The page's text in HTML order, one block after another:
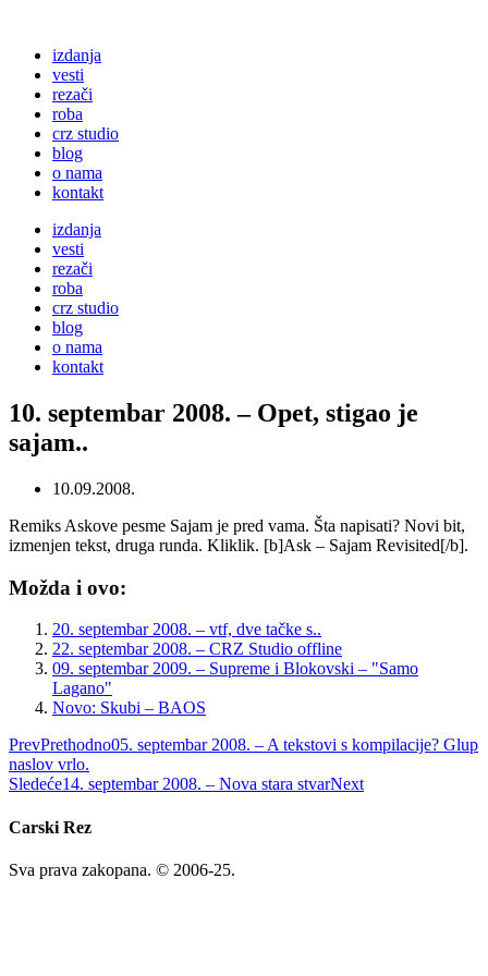
izdanja
vesti
rezači
roba
crz studio
blog
o nama
kontakt
izdanja
vesti
rezači
roba
crz studio
blog
o nama
kontakt
10. septembar 2008. – Opet, stigao je
sajam..
10.09.2008.
Remiks Askove pesme Sajam je pred vama. Šta napisati? Novi bit,
izmenjen tekst, druga runda. Kliklik. [b]Ask – Sajam Revisited[/b].
Možda i ovo:
20. septembar 2008. – vtf, dve tačke s..
22. septembar 2008. – CRZ Studio offline
09. septembar 2009. – Supreme i Blokovski – "Samo
Lagano"
Novo: Skubi – BAOS
PrevPrethodno05. septembar 2008. – A tekstovi s kompilacije? Glup
naslov vrlo.
Sledeće14. septembar 2008. – Nova stara stvarNext
Carski Rez
Sva prava zakopana. © 2006-25.